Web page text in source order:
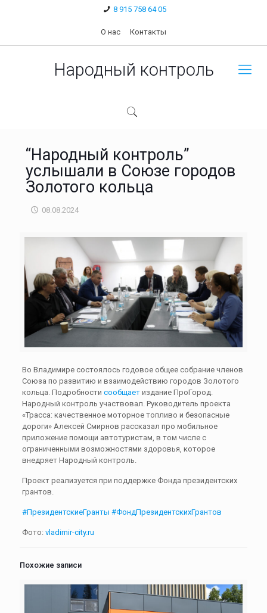
8 915 758 64 05
О нас Контакты
Народный контроль
“Народный контроль”
услышали в Союзе городов
Золотого кольца
08.08.2024
Во Владимире состоялось годовое общее собрание членов
Союза по развитию и взаимодействию городов Золотого
кольца. Подробности сообщаетиздание ПроГород.
Народный контроль участвовал. Руководитель проекта
«Трасса: качественное моторное топливо и безопасные
дороги» Алексей Смирнов рассказал про мобильное
приложение помощи автотуристам, в том числе с
ограниченными возможностями здоровья, которое
внедряет Народный контроль.
Проект реализуется при поддержке Фонда президентских
грантов.
#ПрезидентскиеГранты #ФондПрезидентскихГрантов
Фото: vladimir-city.ru
Похожие записи